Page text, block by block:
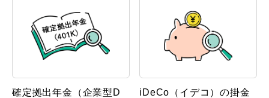
確定拠出年金（企業型D iDeCo（イデコ）の掛金